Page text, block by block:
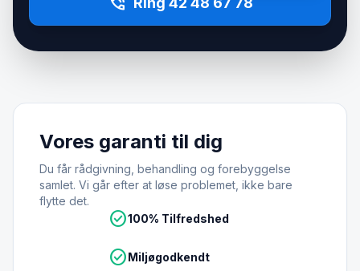
Vores garanti til dig
Du får rådgivning, behandling og forebyggelse
samlet. Vi går efter at løse problemet, ikke bare
flytte det.
check_circle100% Tilfredshed
check_circleMiljøgodkendt